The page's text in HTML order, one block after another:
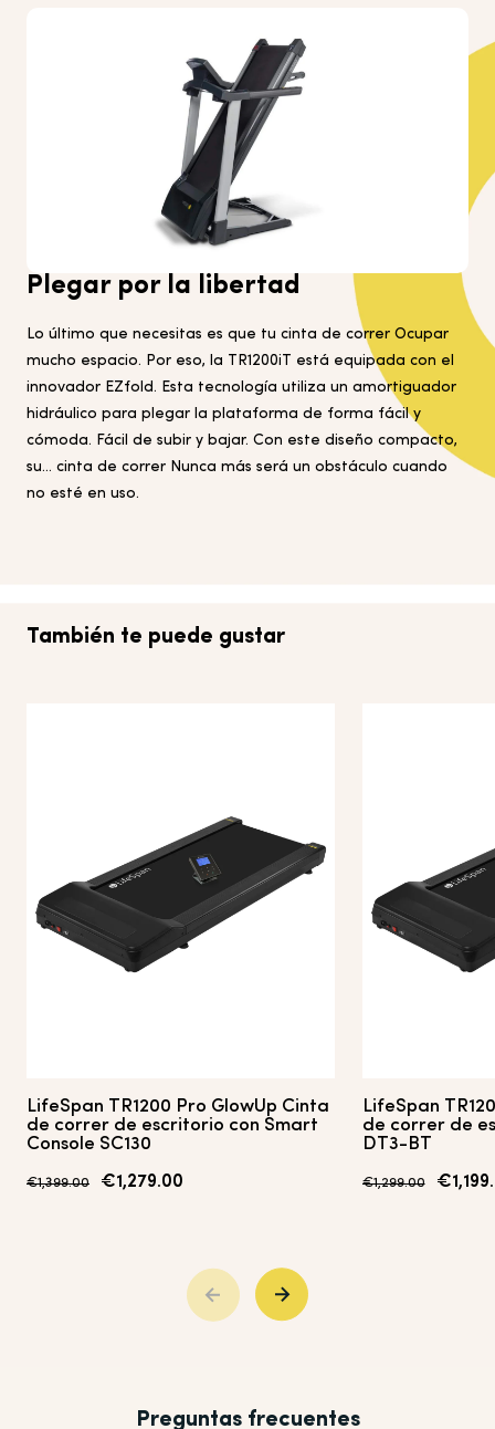
Plegar por la libertad
Lo último que necesitas es que tu cinta de correr Ocupar
mucho espacio. Por eso, la TR1200iT está equipada con el
innovador EZfold. Esta tecnología utiliza un amortiguador
hidráulico para plegar la plataforma de forma fácil y
cómoda. Fácil de subir y bajar. Con este diseño compacto,
su... cinta de correr Nunca más será un obstáculo cuando
no esté en uso.
También te puede gustar
LifeSpan TR1200 Pro GlowUp Cinta
de correr de escritorio con Smart
Console SC130
€1,399.00 €1,279.00
LifeSpan
de correr de
DT3-BT
€1,299.00
Preguntas frecuentes